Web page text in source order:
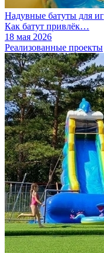
Надувные батуты для
Как батут привлёк…
18 мая 2026
Реализованные проекты